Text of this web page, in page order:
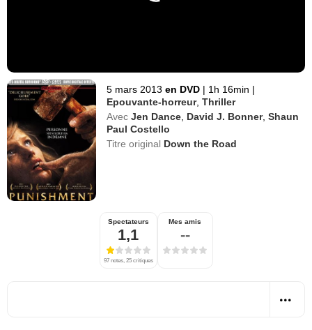
5 mars 2013 en DVD | 1h 16min |
Epouvante-horreur,Thriller
Avec Jen Dance David J. Bonner,Shaun
Paul Costello
Titre original Down the Road
Spectateurs
1,1
97 notes, 25 critiques
Mes amis
--